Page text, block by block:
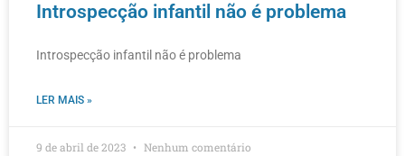
Introspecção infantil não é problema
Introspecção infantil não é problema
LER MAIS »
9 de abril de 2023 Nenhum comentário